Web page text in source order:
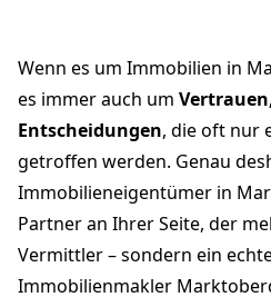
Wenn es um Immobilien in
es immer auch um
Entscheidungen, die oft nur
getroffen werden. Genau
Immobilieneigentümer in
Partner an Ihrer Seite, der
Vermittler – sondern ein
Immobilienmakler